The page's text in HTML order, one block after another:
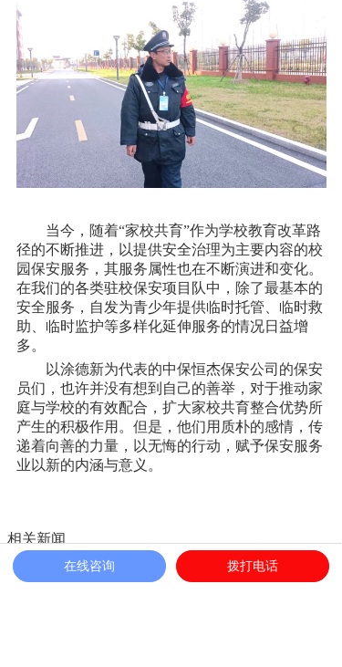
当今，随着“家校共育”作为学校教育改革路
径的不断推进，以提供安全治理为主要内容的校
园保安服务，其服务属性也在不断演进和变化。
在我们的各类驻校保安项目队中，除了最基本的
安全服务，自发为青少年提供临时托管、临时救
助、临时监护等多样化延伸服务的情况日益增
多。
以涂德新为代表的中保恒杰保安公司的保安
员们，也许并没有想到自己的善举，对于推动家
庭与学校的有效配合，扩大家校共育整合优势所
产生的积极作用。但是，他们用质朴的感情，传
递着向善的力量，以无悔的行动，赋予保安服务
业以新的内涵与意义。
相关新闻
喜报|中保恒杰保安集团荣获“爱国拥军优秀单位”荣誉称号
在线咨询 拨打电话